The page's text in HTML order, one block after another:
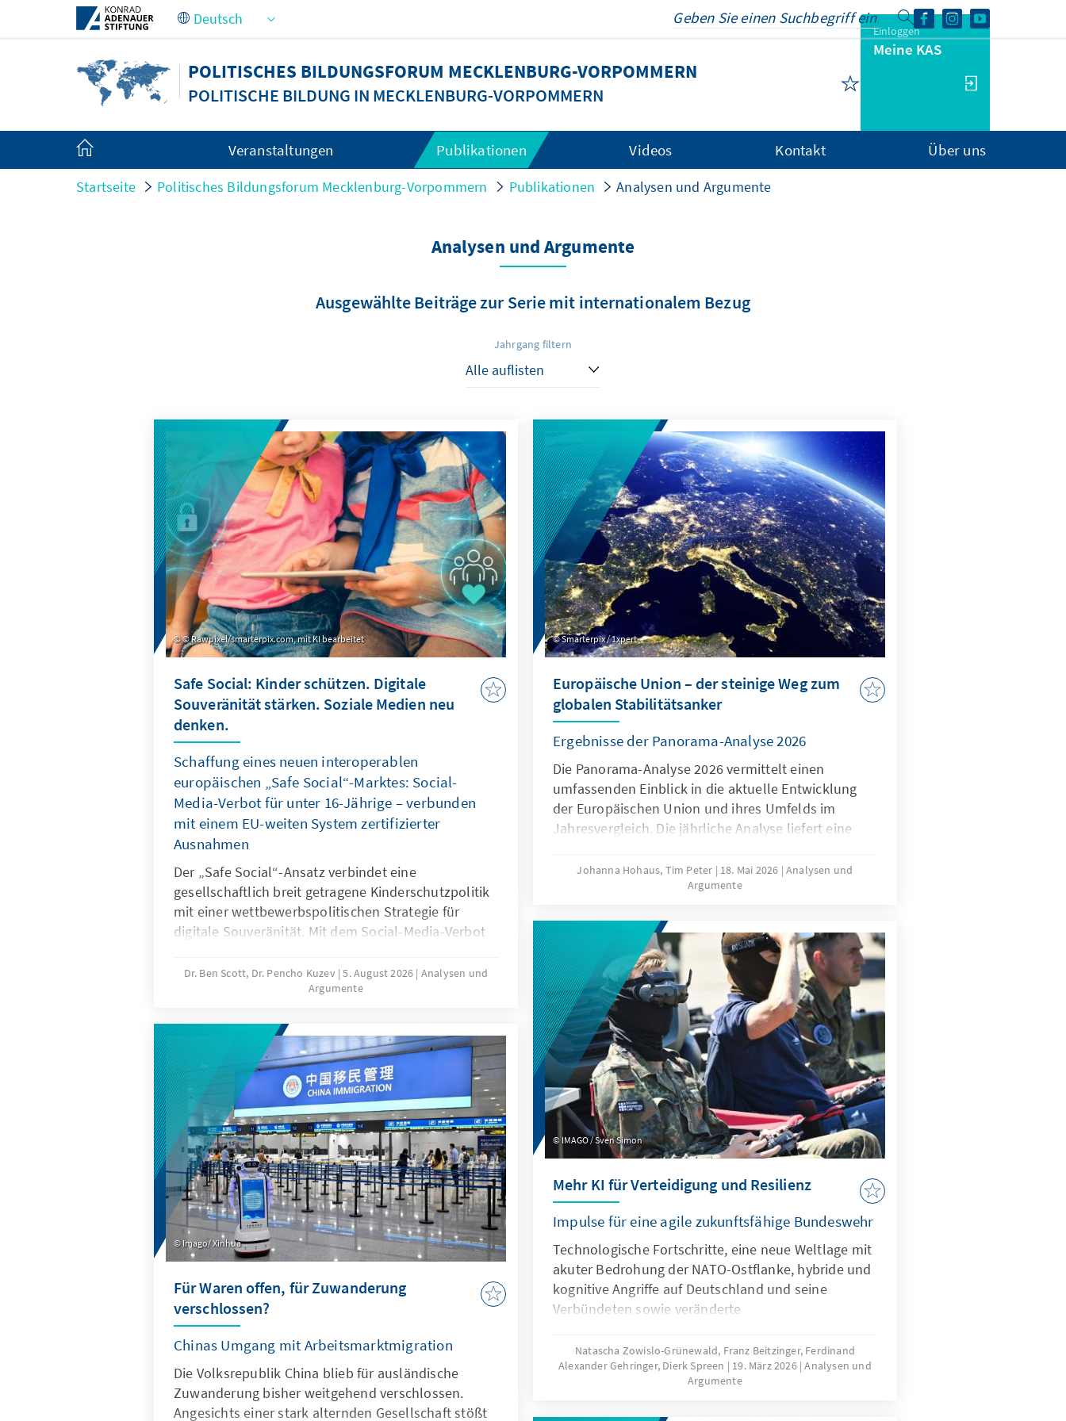
Zum Hauptinhalt springen
POLITISCHES BILDUNGSFORUM MECKLENBURG-VORPOMMERN
POLITISCHE BILDUNG IN MECKLENBURG-VORPOMMERN
Einloggen
Meine KAS
Veranstaltungen Publikationen Videos Kontakt Über uns
Startseite Politisches Bildungsforum Mecklenburg-Vorpommern Publikationen Analysen und Argumente
Analysen und Argumente
Ausgewählte Beiträge zur Serie mit internationalem Bezug
Jahrgang filtern
© Rawpixel/smarterpix.com, mit KI bearbeitet
Safe Social: Kinder schützen. Digitale
Souveränität stärken. Soziale Medien neu
denken.
Schaffung eines neuen interoperablen
europäischen „Safe Social“-Marktes: Social-
Media-Verbot für unter 16-Jährige – verbunden
mit einem EU-weiten System zertifizierter
Ausnahmen
Der „Safe Social“-Ansatz verbindet eine
gesellschaftlich breit getragene Kinderschutzpolitik
mit einer wettbewerbspolitischen Strategie für
digitale Souveränität. Mit dem Social-Media-Verbot
gefährliche digitale Produkte und die jahrelange
Untätigkeit marktbeherrschender Plattformen. Es
Ausnahmen verbunden werden, um die Regeln für
digitale Dienste neu auszurichten: Kinder müssen
wirksam geschützt werden, zugleich muss der Markt
für europäische Alternativen zum heutigen Oligopol
geöffnet werden.
Dr. Ben Scott, Dr. Pencho Kuzev 5. August 2026 Analysen und
Argumente
Smarterpix / 1xpert
Europäische Union – der steinige Weg zum
globalen Stabilitätsanker
Ergebnisse der Panorama-Analyse 2026
Die Panorama-Analyse 2026 vermittelt einen
umfassenden Einblick in die aktuelle Entwicklung
der Europäischen Union und ihres Umfelds im
Jahresvergleich. Die jährliche Analyse liefert eine
Bereichen Innovation und Wettbewerbsfähigkeit,
Europapolitische Ausrichtung der Mitgliedstaaten
qualitativer und quantitativer Indikatoren gibt sie
fundierte Einblicke in aktuelle Trends und
Entwicklungen.
Johanna Hohaus, Tim Peter 18. Mai 2026 Analysen und
Argumente
IMAGO / Sven Simon
Mehr KI für Verteidigung und Resilienz
Impulse für eine agile zukunftsfähige Bundeswehr
Technologische Fortschritte, eine neue Weltlage mit
akuter Bedrohung der NATO-Ostflanke, hybride und
kognitive Angriffe auf Deutschland und seine
Verbündeten sowie veränderte
Bundeswehr vor neue Herausforderungen.
Künstliche Intelligenz ist aber nicht nur Treiber bei
diesen Entwicklungen, sondern zugleich eine
Natascha Zowislo-Grünewald, Franz Beitzinger, Ferdinand
Alexander Gehringer, Dierk Spreen
19. März 2026 Analysen und
Argumente
Imago/ Xinhua
Für Waren offen, für Zuwanderung
verschlossen?
Chinas Umgang mit Arbeitsmarktmigration
Die Volksrepublik China blieb für ausländische
Zuwanderung bisher weitgehend verschlossen.
Angesichts einer stark alternden Gesellschaft stößt